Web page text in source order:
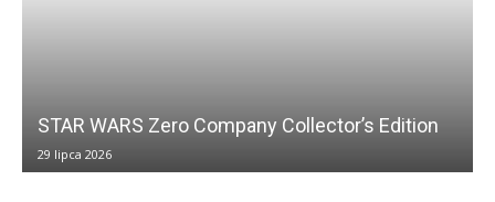
STAR WARS Zero Company Collector’s Edition
29 lipca 2026